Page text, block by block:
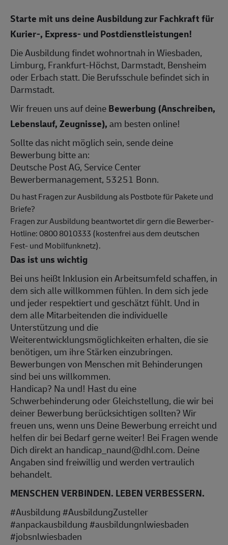
Starte mit uns deine Ausbildung zur Fachkraft für
Kurier-, Express- und Postdienstleistungen!
Die Ausbildung findet wohnortnah in Wiesbaden,
Limburg, Frankfurt-Höchst, Darmstadt, Bensheim
oder Erbach statt. Die Berufsschule befindet sich in
Darmstadt.
Wir freuen uns auf deineBewerbung (Anschreiben,
Lebenslauf, Zeugnisse),am besten online!
Sollte das nicht möglich sein, sende deine
Bewerbung bitte an:
Deutsche Post AG, Service Center
Bewerbermanagement, 53251 Bonn.
Du hast Fragen zur Ausbildung als Postbote für Pakete und
Briefe?
Fragen zur Ausbildung beantwortet dir gern die Bewerber-
Hotline: 0800 8010333 (kostenfrei aus dem deutschen
Fest- und Mobilfunknetz).
Das ist uns wichtig
Bei uns heißt Inklusion ein Arbeitsumfeld schaffen, in
dem sich alle willkommen fühlen. In dem sich jede
und jeder respektiert und geschätzt fühlt. Und in
dem alle Mitarbeitenden die individuelle
Unterstützung und die
Weiterentwicklungsmöglichkeiten erhalten, die sie
benötigen, um ihre Stärken einzubringen.
Bewerbungen von Menschen mit Behinderungen
sind bei uns willkommen.
Handicap? Na und! Hast du eine
Schwerbehinderung oder Gleichstellung, die wir bei
deiner Bewerbung berücksichtigen sollten? Wir
freuen uns, wenn uns Deine Bewerbung erreicht und
helfen dir bei Bedarf gerne weiter! Bei Fragen wende
Dich direkt an handicap_naund@dhl.com. Deine
Angaben sind freiwillig und werden vertraulich
behandelt.
MENSCHEN VERBINDEN. LEBEN VERBESSERN.
#Ausbildung #AusbildungZusteller
#anpackausbildung #ausbildungnlwiesbaden
#jobsnlwiesbaden